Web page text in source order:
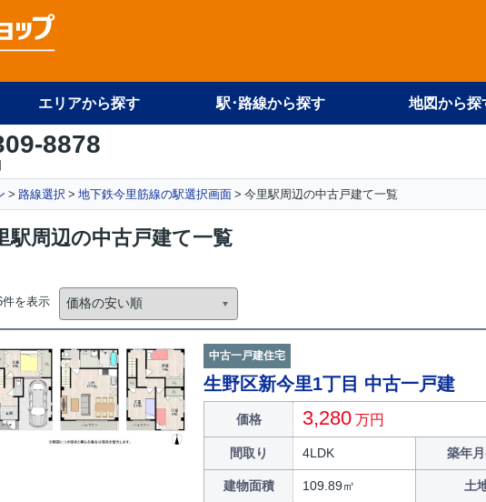
エリアから探す 駅･路線から探す 地図から探
8878
路線選択 地下鉄今里筋線の駅選択画面 今里駅周辺の中古戸建て一覧
駅周辺の中古戸建て一覧
件を表示
中古一戸建住宅
生野区新今里1丁目 中古一戸建
価格 3,280 万円
間取り 4LDK 築年
建物面積 109.89㎡ 土